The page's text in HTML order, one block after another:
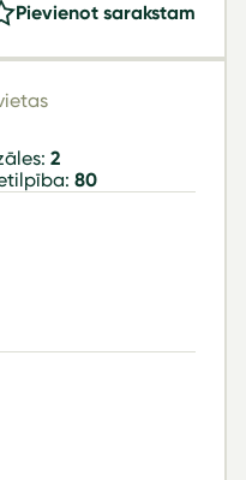
Pievienot sarakstam
2
80